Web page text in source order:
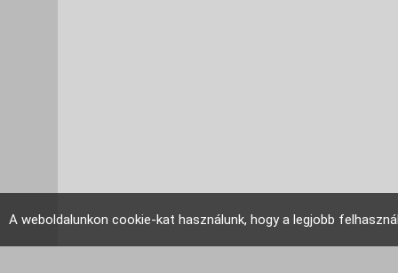
A weboldalunkon cookie-kat használunk, hogy a legjobb